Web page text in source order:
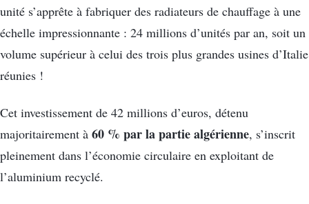
unité s’apprête à fabriquer des radiateurs de chauffage à une
échelle impressionnante : 24 millions d’unités par an, soit un
volume supérieur à celui des trois plus grandes usines d’Italie
réunies !
Cet investissement de 42 millions d’euros, détenu
majoritairement à 60 % par la partie algérienne, s’inscrit
pleinement dans l’économie circulaire en exploitant de
l’aluminium recyclé.